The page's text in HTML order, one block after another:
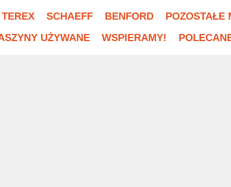
TEREX SCHAEFF BENFORD POZOSTAŁE
UŻYWANE
WSPIERAMY!